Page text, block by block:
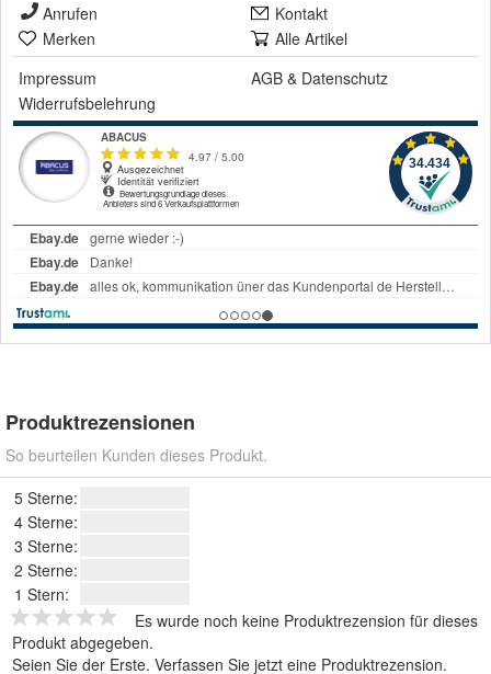
Anrufen
Kontakt
Merken
Alle Artikel
Impressum
AGB & Datenschutz
Widerrufsbelehrung
Produktrezensionen
So beurteilen Kunden dieses Produkt.
5 Sterne:
4 Sterne:
3 Sterne:
2 Sterne:
1 Stern:
Es wurde noch keine Produktrezension für dieses
Produkt abgegeben.
Seien Sie der Erste. Verfassen Sie jetzt eine Produktrezension.